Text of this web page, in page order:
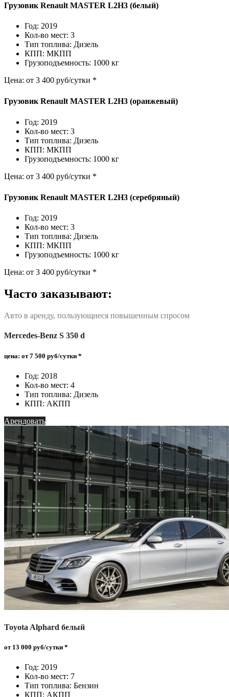
Грузовик Renault MASTER L2H3 (белый)
Год: 2019
Кол-во мест: 3
Тип топлива: Дизель
КПП: МКПП
Грузоподъемность: 1000 кг
Цена: от 3 400 руб/сутки *
Грузовик Renault MASTER L2H3 (оранжевый)
Год: 2019
Кол-во мест: 3
Тип топлива: Дизель
КПП: МКПП
Грузоподъемность: 1000 кг
Цена: от 3 400 руб/сутки *
Грузовик Renault MASTER L2H3 (серебряный)
Год: 2019
Кол-во мест: 3
Тип топлива: Дизель
КПП: МКПП
Грузоподъемность: 1000 кг
Цена: от 3 400 руб/сутки *
Часто заказывают:
Авто в аренду, пользующиеся повышенным спросом
Mercedes-Benz S 350 d
цена: от 7 500 руб/сутки *
Год: 2018
Кол-во мест: 4
Тип топлива: Дизель
КПП: АКПП
Арендовать
Toyota Alphard белый
от 13 000 руб/сутки *
Год: 2019
Кол-во мест: 7
Тип топлива: Бензин
КПП: АКПП